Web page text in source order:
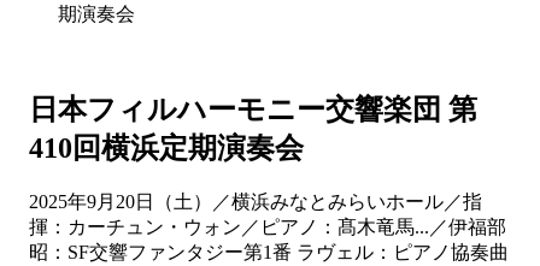
日本フィルハーモニー交響楽団 第
410回横浜定期演奏会
2025年9月20日（土）／横浜みなとみらいホール／指
揮：カーチュン・ウォン／ピアノ：髙木竜馬...／伊福部
昭：SF交響ファンタジー第1番 ラヴェル：ピアノ協奏曲